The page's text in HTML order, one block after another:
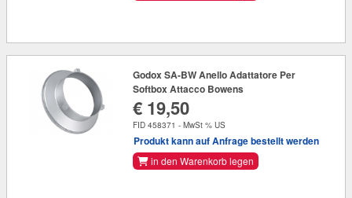
Godox SA-BW Anello Adattatore Per
Softbox Attacco Bowens
€ 19,50
FID 458371 - MwSt % US
Produkt kann auf Anfrage bestellt werden
in den Warenkorb legen